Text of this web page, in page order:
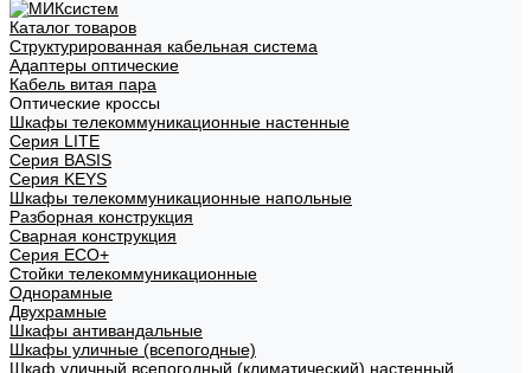
Каталог товаров
Структурированная кабельная система
Адаптеры оптические
Кабель витая пара
Оптические кроссы
Шкафы телекоммуникационные настенные
Cерия LITE
Cерия BASIS
Cерия KEYS
Шкафы телекоммуникационные напольные
Разборная конструкция
Сварная конструкция
Серия ECO+
Стойки телекоммуникационные
Однорамные
Двухрамные
Шкафы антивандальные
Шкафы уличные (всепогодные)
Шкаф уличный всепогодный (климатический) настенный